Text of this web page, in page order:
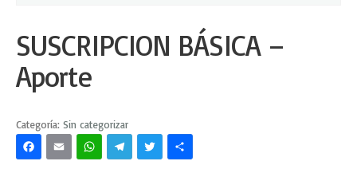
SUSCRIPCION BÁSICA –
Aporte
Categoría: Sin categorizar
Facebook
EmailWhatsApp
Telegram
Twitter